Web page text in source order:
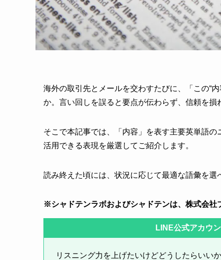
海外の取引先とメールを交わすたびに、「この“
か。言い回しを誤ると要点が伝わらず、信頼を損
そこで本記事では、「内容」を表す主要英単語
活用できる表現を厳選してご紹介します。
読み終えた頃には、状況に応じて最適な語彙を
※シャドテンラボおよびシャドテンは、株式会社
LINE公式アカウ
リスニング力を上げたいけどどうしたらいい